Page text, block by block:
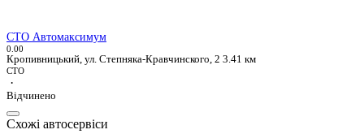
СТО Автомаксимум
0.00
Кропивницький, ул. Степняка-Кравчинского, 2 3.41 км
СТО
·
Відчинено
Схожі автосервіси